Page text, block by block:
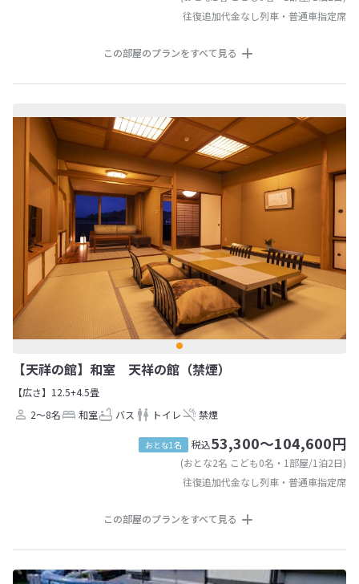
往復追加代金なし列車・普通車指定席
この部屋のプランをすべて見る
【天祥の館】和室 天祥の館（禁煙）
【広さ】12.5+4.5畳
2～8名
和室 バス トイレ 禁煙
おとな1名 税込53,300～104,600円
(おとな2名 こども0名・1部屋/1泊2日)
往復追加代金なし列車・普通車指定席
この部屋のプランをすべて見る